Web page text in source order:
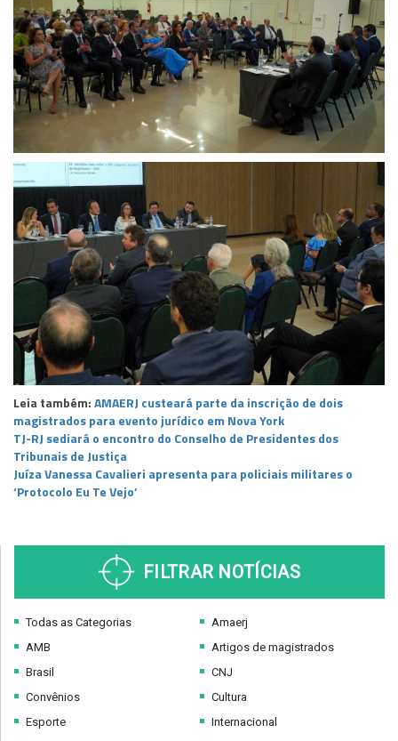
Leia também:AMAERJ custeará parte da inscrição de dois
magistrados para evento jurídico em Nova York
TJ-RJ sediará o encontro do Conselho de Presidentes dos
Tribunais de Justiça
Juíza Vanessa Cavalieri apresenta para policiais militares o
‘Protocolo Eu Te Vejo’
FILTRAR NOTÍCIAS
Todas as Categorias
AMB
Brasil
Convênios
Esporte
Amaerj
Artigos de magistrados
CNJ
Cultura
Internacional